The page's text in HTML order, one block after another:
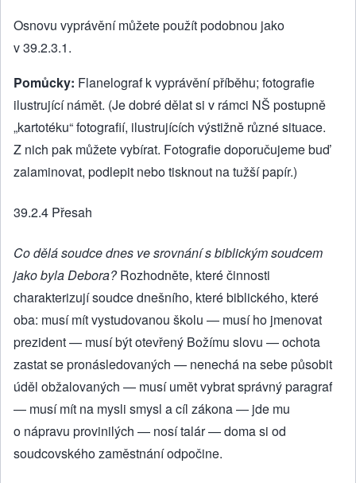
Osnovu vyprávění můžete použít podobnou jako
v 39.2.3.1.
Pomůcky: Flanelograf k vyprávění příběhu; fotografie
ilustrující námět. (Je dobré dělat si v rámci NŠ postupně
„kartotéku“ fotografií, ilustrujících výstižně různé situace.
Z nich pak můžete vybírat. Fotografie doporučujeme buď
zalaminovat, podlepit nebo tisknout na tužší papír.)
39.2.4 Přesah
Co dělá soudce dnes ve srovnánís biblickým soudcem
jako byla Debora?Rozhodněte, které činnosti
charakterizují soudce dnešního, které biblického, které
oba: musí mít vystudovanou školu — musí ho jmenovat
prezident — musí být otevřený Božímu slovu — ochota
zastat se pronásledovaných — nenechá na sebe působit
úděl obžalovaných — musí umět vybrat správný paragraf
— musí mít na mysli smysl a cíl zákona — jde mu
o nápravu provinilých — nosí talár — doma si od
soudcovského zaměstnání odpočine.